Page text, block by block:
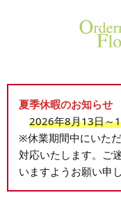
夏季休暇のお知らせ
2026年8月13日～
※休業期間中にいた
対応いたします。ご
いますようお願い申